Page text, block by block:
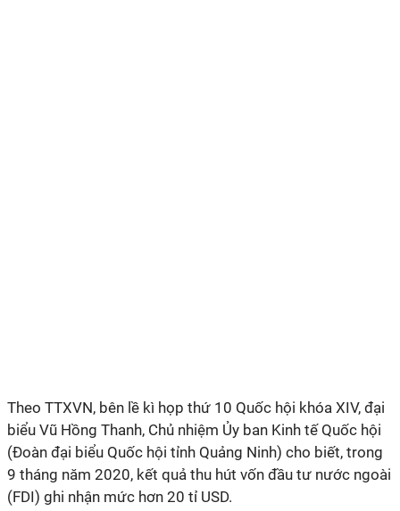
Theo TTXVN, bên lề kì họp thứ 10 Quốc hội khóa XIV, đại
biểu Vũ Hồng Thanh, Chủ nhiệm Ủy ban Kinh tế Quốc hội
(Đoàn đại biểu Quốc hội tỉnh Quảng Ninh) cho biết, trong
9 tháng năm 2020, kết quả thu hút vốn đầu tư nước ngoài
(FDI) ghi nhận mức hơn 20 tỉ USD.